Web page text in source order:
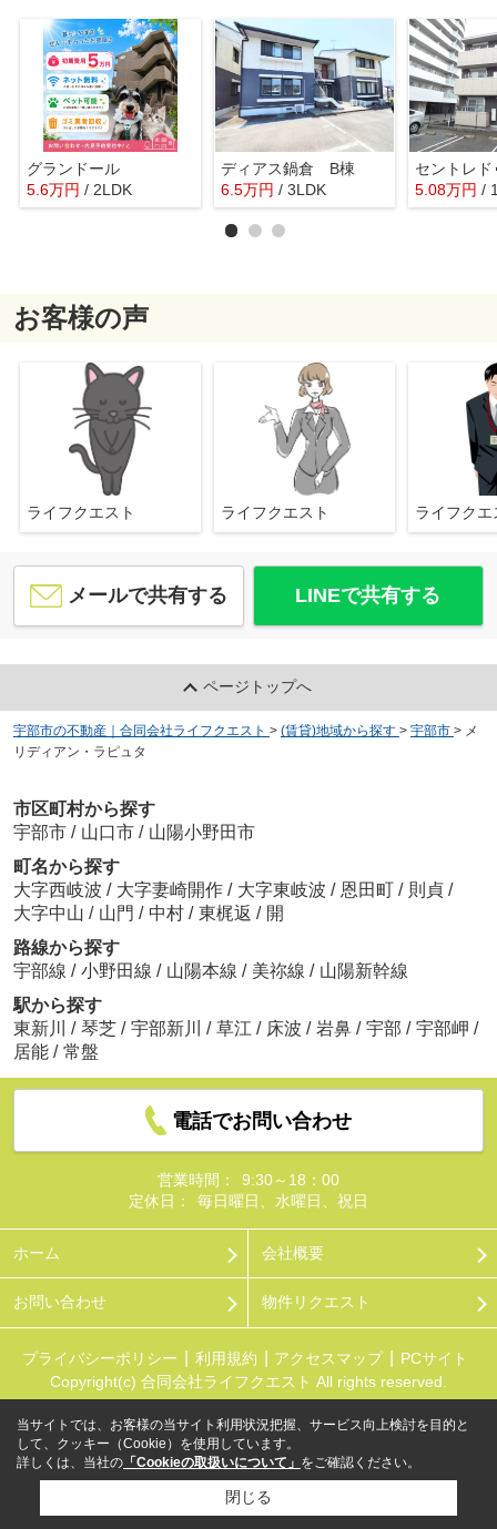
グランドール
5.6万円 / 2LDK
ディアス鍋倉 B棟
6.5万円 / 3LDK
セントレ
5.08万円 /
お客様の声
ライフクエスト ライフクエスト ライフク
メールで共有する LINEで共有する
ページトップへ
宇部市の不動産｜合同会社ライフクエスト > (賃貸)地域から探す > 宇部市 > メ
リディアン・ラピュタ
市区町村から探す
宇部市 / 山口市 / 山陽小野田市
町名から探す
大字西岐波 / 大字妻崎開作 / 大字東岐波 / 恩田町 / 則貞 /
大字中山 / 山門 / 中村 / 東梶返 / 開
路線から探す
宇部線 / 小野田線 / 山陽本線 / 美祢線 / 山陽新幹線
駅から探す
東新川
/ 琴芝 / 宇部新川 / 草江 / 床波 / 岩鼻 / 宇部 / 宇部岬 /
居能 / 常盤
電話でお問い合わせ
営業時間：
9:30～18：00
定休日：
毎日曜日、水曜日、祝日
ホーム 会社概要
お問い合わせ 物件リクエスト
プライバシーポリシー 利用規約 アクセスマップ
PCサイト
Copyright(c) 合同会社ライフクエスト All rights reserved.
当サイトでは、お客様の当サイト利用状況把握、サービス向上検討を目的と
して、クッキー（Cookie）を使用しています。
詳しくは、当社の 「Cookieの取扱いについて」 をご確認ください。
閉じる